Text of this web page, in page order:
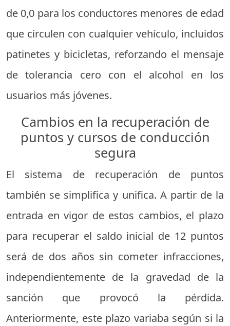
de 0,0 para los conductores menores de edad
que circulen con cualquier vehículo, incluidos
patinetes y bicicletas, reforzando el mensaje
de tolerancia cero con el alcohol en los
usuarios más jóvenes.
Cambios en la recuperación de
puntos y cursos de conducción
segura
El sistema de recuperación de puntos
también se simplifica y unifica. A partir de la
entrada en vigor de estos cambios, el plazo
para recuperar el saldo inicial de 12 puntos
será de dos años sin cometer infracciones,
independientemente de la gravedad de la
sanción que provocó la pérdida.
Anteriormente, este plazo variaba según si la